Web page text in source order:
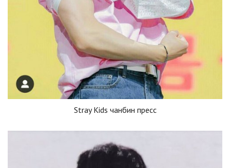
Stray Kids чанбин пресс